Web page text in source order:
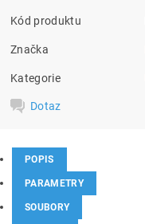
Kód produktu
Značka
Kategorie
Dotaz
POPIS
PARAMETRY
SOUBORY